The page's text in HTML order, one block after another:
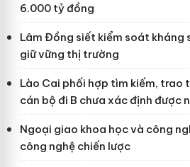
6.000 tỷ đồng
Lâm Đồng siết kiểm soát kháng
giữ vững thị trường
Lào Cai phối hợp tìm kiếm, trao
cán bộ đi B chưa xác định được
Ngoại giao khoa học và công
công nghệ chiến lược